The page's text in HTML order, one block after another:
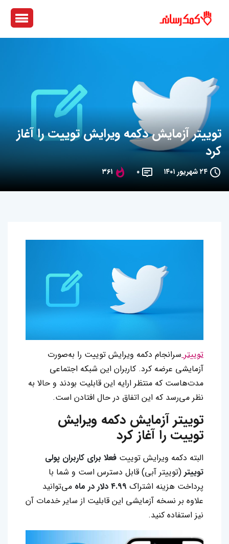
توییتر آزمایش دکمه ویرایش توییت را آغاز
کرد
۲۴ شهریور ۱۴۰۱ ۰ ۳۶۱
توییترسرانجام دکمه ویرایش توییت را به‌صورت
آزمایشی عرضه کرد. کاربران این شبکه اجتماعی
مدت‌هاست که منتظر ارایه این قابلیت بودند و حالا به
نظر می‌رسد که این اتفاق در حال افتادن است.
توییتر آزمایش دکمه ویرایش
توییت را آغاز کرد
البته دکمه ویرایش توییت فعلا برای کاربران پولی
توییتر (توییتر آبی) قابل دسترس است و شما با
پرداخت هزینه اشتراک
می‌توانید
علاوه بر نسخه آزمایشی این قابلیت از سایر خدمات آن
نیز استفاده کنید.